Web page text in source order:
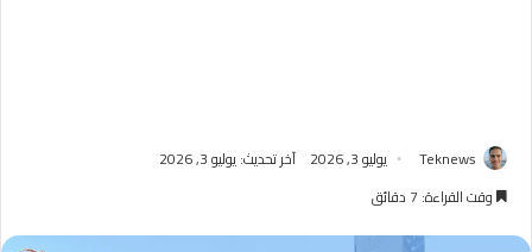
Teknews يوليو 3, 2026
آخر تحديث: يوليو 3, 2026
وقت القراءة: 7 دقائق